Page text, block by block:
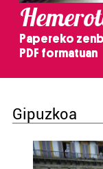
Papereko
PDF formatuan
Gipuzkoa